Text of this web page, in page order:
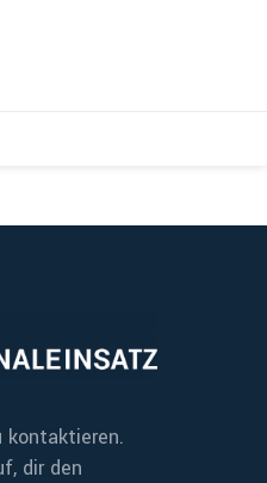
kontaktieren.
dir den